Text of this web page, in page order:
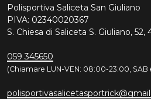
Polisportiva Saliceta San Giuliano
PIVA: 02340020367
S. Chiesa di Saliceta S. Giuliano, 52,
059 345650
(Chiamare LUN-VEN: 08:00-23:00,